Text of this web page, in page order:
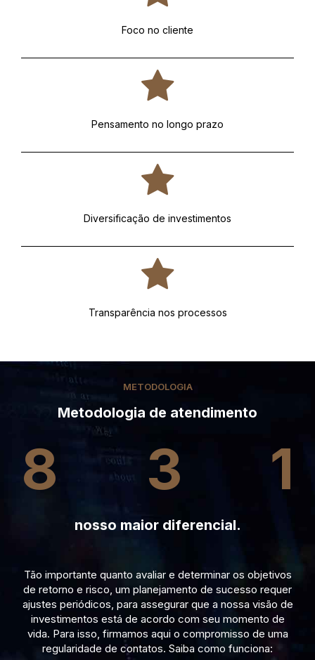
Foco no cliente
Pensamento no longo prazo
Diversificação de investimentos
Transparência nos processos
METODOLOGIA
Metodologia de atendimento
8 3 1
nosso maior diferencial.
Tão importante quanto avaliar e determinar os objetivos
de retorno e risco, um planejamento de sucesso requer
ajustes periódicos, para assegurar que a nossa visão de
investimentos está de acordo com seu momento de
vida. Para isso, firmamos aqui o compromisso de uma
regularidade de contatos. Saiba como funciona: